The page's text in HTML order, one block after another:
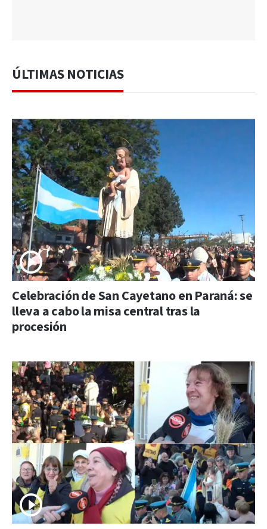
ÚLTIMAS NOTICIAS
Celebración de San Cayetano en Paraná: se
lleva a cabo la misa central tras la
procesión